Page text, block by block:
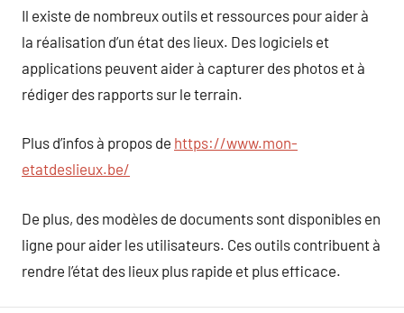
Il existe de nombreux outils et ressources pour aider à
la réalisation d’un état des lieux. Des logiciels et
applications peuvent aider à capturer des photos et à
rédiger des rapports sur le terrain.
Plus d’infos à propos de https://www.mon-
etatdeslieux.be/
De plus, des modèles de documents sont disponibles en
ligne pour aider les utilisateurs. Ces outils contribuent à
rendre l’état des lieux plus rapide et plus efficace.